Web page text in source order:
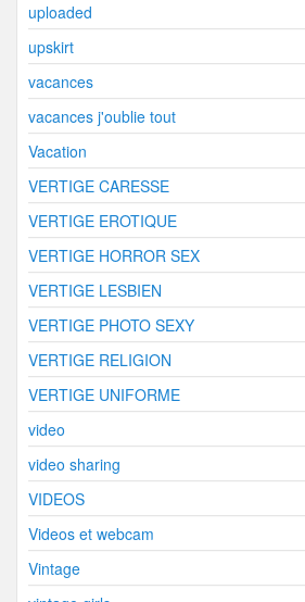
uploaded
upskirt
vacances
vacances j'oublie tout
Vacation
VERTIGE CARESSE
VERTIGE EROTIQUE
VERTIGE HORROR SEX
VERTIGE LESBIEN
VERTIGE PHOTO SEXY
VERTIGE RELIGION
VERTIGE UNIFORME
video
video sharing
VIDEOS
Videos et webcam
Vintage